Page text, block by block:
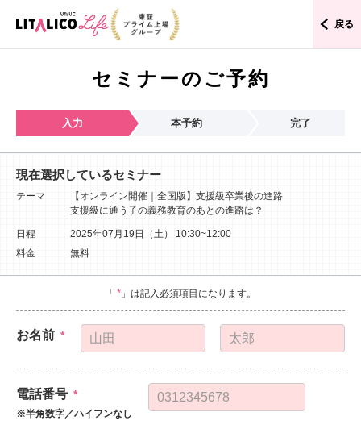
戻る
セミナーのご予約
入力 本予約 完了
現在選択しているセミナー
テーマ
【オンライン開催｜全国版】支援級卒業後の進路
支援級に通う子の義務教育のあとの進路は？
日程 2025年07月19日（土） 10:30~12:00
料金
無料
「 * 」は記入必須項目になります。
お名前 *
電話番号 *
※半角数字／ハイフンなし